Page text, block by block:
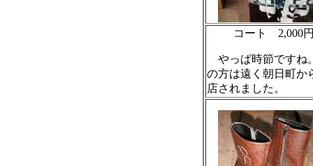
コート 2,000
やっぱ時節ですね
の方は遠く朝日町か
店されました。